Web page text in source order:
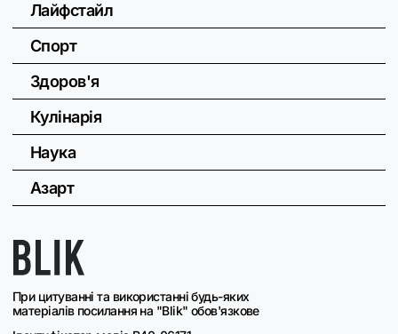
При цитуванні та використанні будь-яких
матеріалів посилання на "Blik" обов'язкове
Лайфстайл
Спорт
Здоров'я
Кулінарія
Наука
Азарт